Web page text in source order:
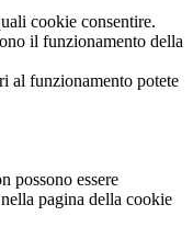
cookie consentire.
il funzionamento della
al funzionamento potete
possono essere
pagina della cookie